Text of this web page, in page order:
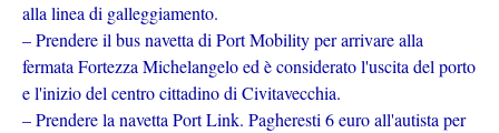
alla linea di galleggiamento.
– Prendere il bus navetta di Port Mobility per arrivare alla
fermata Fortezza Michelangelo ed è considerato l'uscita del porto
e l'inizio del centro cittadino di Civitavecchia.
– Prendere la navetta Port Link. Pagheresti 6 euro all'autista per